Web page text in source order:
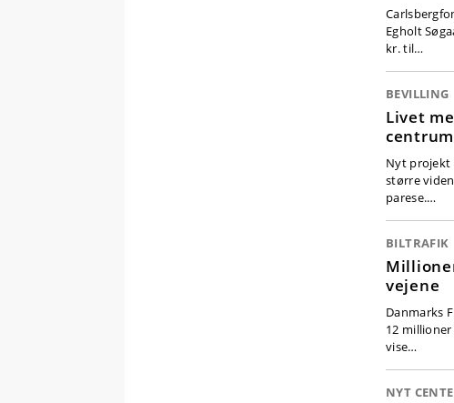
Egholt
kr. til…
BEVILLING
Livet
Nyt projekt
større
parese.…
BILTRAFIK
vejene
Danmarks
12 millioner
vise…
NYT